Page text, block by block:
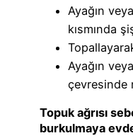
Ayağın
kısmında
Ayağın
çevresinde
Topuk ağrısı
burkulmaya